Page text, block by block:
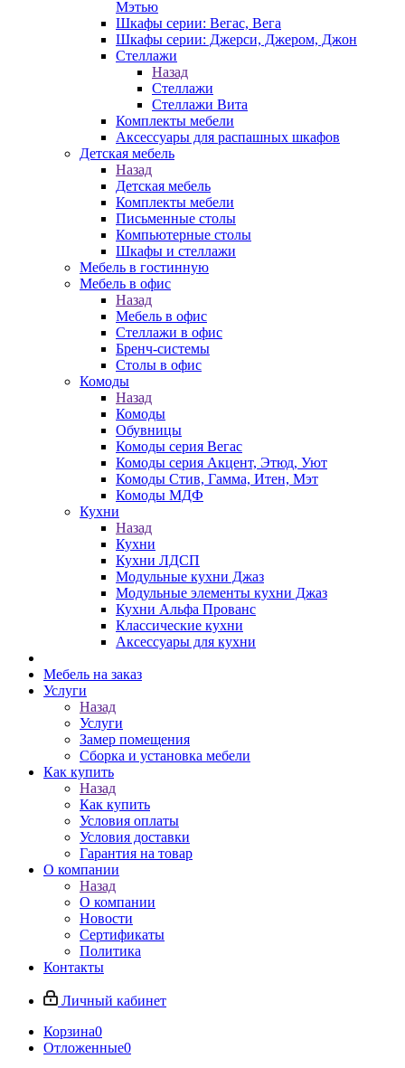
Мэтью
Шкафы серии: Вегас, Вега
Шкафы серии: Джерси, Джером, Джон
Стеллажи
Назад
Стеллажи
Стеллажи Вита
Комплекты мебели
Аксессуары для распашных шкафов
Детская мебель
Назад
Детская мебель
Комплекты мебели
Письменные столы
Компьютерные столы
Шкафы и стеллажи
Мебель в гостинную
Мебель в офис
Назад
Мебель в офис
Стеллажи в офис
Бренч-системы
Столы в офис
Комоды
Назад
Комоды
Обувницы
Комоды серия Вегас
Комоды серия Акцент, Этюд, Уют
Комоды Стив, Гамма, Итен, Мэт
Комоды МДФ
Кухни
Назад
Кухни
Кухни ЛДСП
Модульные кухни Джаз
Модульные элементы кухни Джаз
Кухни Альфа Прованс
Классические кухни
Аксессуары для кухни
Мебель на заказ
Услуги
Назад
Услуги
Замер помещения
Сборка и установка мебели
Как купить
Назад
Как купить
Условия оплаты
Условия доставки
Гарантия на товар
О компании
Назад
О компании
Новости
Сертификаты
Политика
Контакты
Личный кабинет
Корзина0
Отложенные0